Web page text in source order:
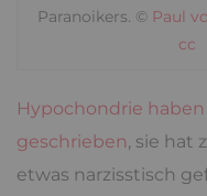
Paranoikers. © Paul
cc
Hypochondrie
geschrieben, sie hat
etwas narzisstisch